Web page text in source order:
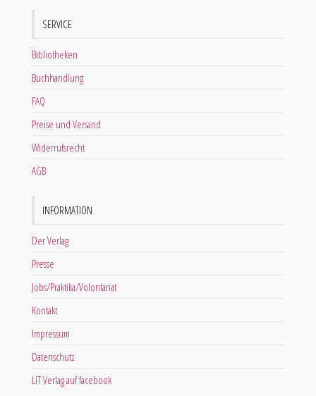
SERVICE
Bibliotheken
Buchhandlung
FAQ
Preise und Versand
Widerrufsrecht
AGB
INFORMATION
Der Verlag
Presse
Jobs/Praktika/Volontariat
Kontakt
Impressum
Datenschutz
LIT Verlag auf facebook